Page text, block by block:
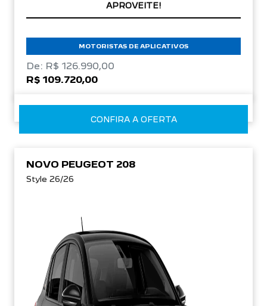
PREÇOS REDUZIDOS
MOTORISTAS DE APLICATIVOS
De: R$ 126.990,00
R$ 109.720,00
CONFIRA A OFERTA
NOVO PEUGEOT 208
Style 26/26